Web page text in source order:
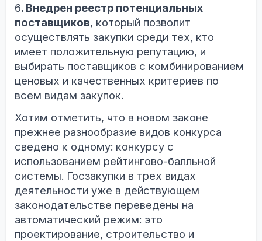
6. Внедрен реестр потенциальных
поставщиков, который позволит
осуществлять закупки среди тех, кто
имеет положительную репутацию, и
выбирать поставщиков с комбинированием
ценовых и качественных критериев по
всем видам закупок.
Хотим отметить, что в новом законе
прежнее разнообразие видов конкурса
сведено к одному: конкурсу с
использованием рейтингово-балльной
системы. Госзакупки в трех видах
деятельности уже в действующем
законодательстве переведены на
автоматический режим: это
проектирование, строительство и